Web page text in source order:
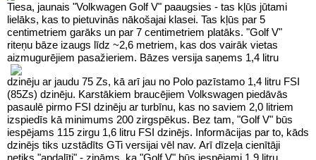
Tiesa, jaunais "Volkwagen Golf V" paaugsies - tas kļūs jūtami
lielāks, kas to pietuvinās nākošajai klasei. Tas kļūs par 5
centimetriem garāks un par 7 centimetriem platāks. "Golf V"
riteņu bāze izaugs līdz ~2,6 metriem, kas dos vairāk vietas
aizmugurējiem pasažieriem. Bāzes versija saņems 1,4 litru
dzinēju ar jaudu 75 Zs, kā arī jau no Polo pazīstamo 1,4 litru FSI
(85Zs) dzinēju. Karstākiem braucējiem Volkswagen piedāvās
pasaulē pirmo FSI dzinēju ar turbīnu, kas no saviem 2,0 litriem
izspiedīs kā minimums 200 zirgspēkus. Bez tam, "Golf V" būs
iespējams 115 zirgu 1,6 litru FSI dzinējs. Informācijas par to, kāds
dzinējs tiks uzstādīts GTi versijai vēl nav. Arī dīzeļa cienītāji
netiks "apdalīti" - zināms, ka "Golf V" būs iespējami 1,9 litru